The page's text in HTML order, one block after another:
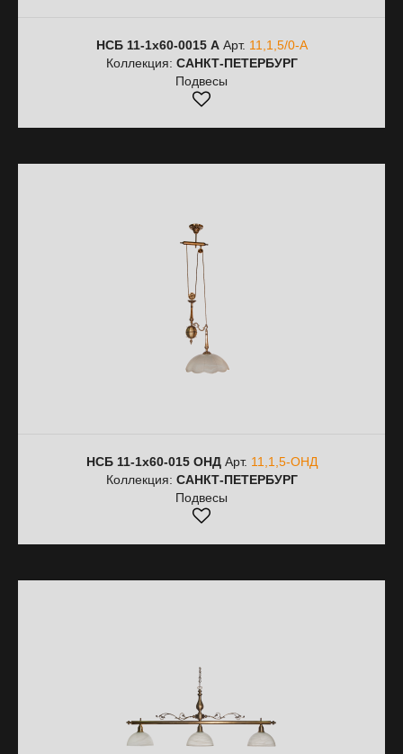
НСБ 11-1х60-0015 ААрт. 11,1,5/0-А
Коллекция: САНКТ-ПЕТЕРБУРГ
Подвесы
НСБ 11-1х60-015 ОНДАрт. 11,1,5-ОНД
Коллекция: САНКТ-ПЕТЕРБУРГ
Подвесы